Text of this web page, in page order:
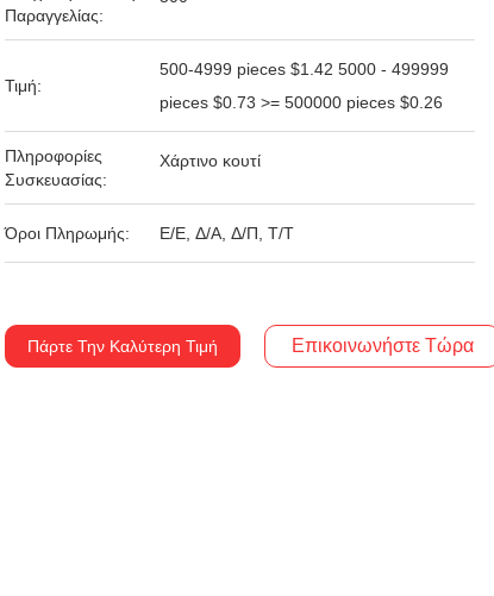
Παραγγελίας:
Τιμή:
500-4999 pieces $1.42 5000 - 499999
pieces $0.73 >= 500000 pieces $0.26
Πληροφορίες
Συσκευασίας:
Χάρτινο κουτί
Όροι Πληρωμής: Ε/Ε, Δ/Α, Δ/Π, Τ/Τ
Πάρτε Την Καλύτερη Τιμή Επικοινωνήστε Τώρα